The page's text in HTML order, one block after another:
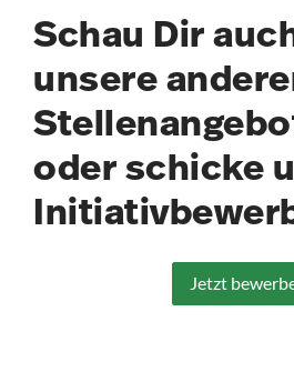
Schau Dir
unsere
oder schicke
Jetzt